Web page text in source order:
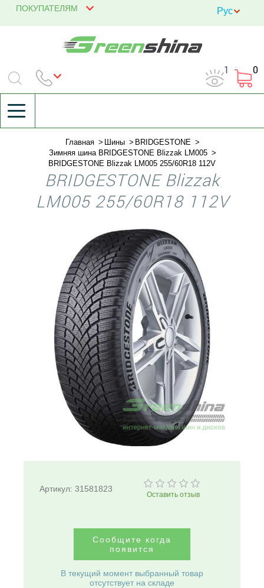
ПОКУПАТЕЛЯМ
1 0
Главная Шины
BRIDGESTONE
Зимняя шина BRIDGESTONE Blizzak LM005
BRIDGESTONE Blizzak LM005 255/60R18 112V
BRIDGESTONE Blizzak
LM005 255/60R18 112V
Артикул: 31581823
Оставить отзыв
Сообщите когда
появится
В текущий момент выбранный товар
отсутствует на складе